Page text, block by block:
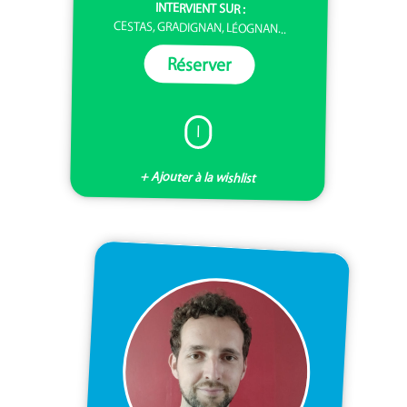
INTERVIENT SUR :
CESTAS, GRADIGNAN, LÉOGNAN...
Réserver
I
+ Ajouter à la wishlist